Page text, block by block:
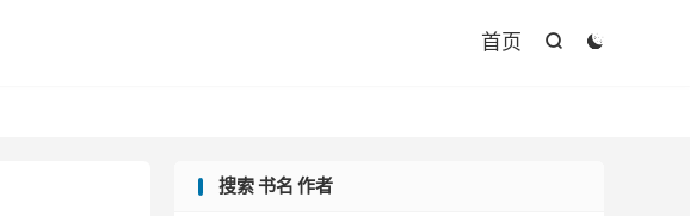


首页
搜索 书名 作者